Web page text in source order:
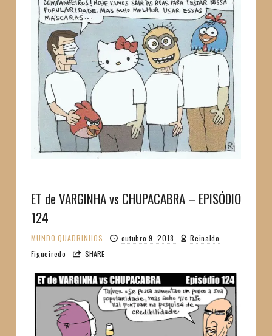
ET de VARGINHA vs CHUPACABRA – EPISÓDIO
124
MUNDO QUADRINHOS outubro 9, 2018
Reinaldo
Figueiredo
SHARE